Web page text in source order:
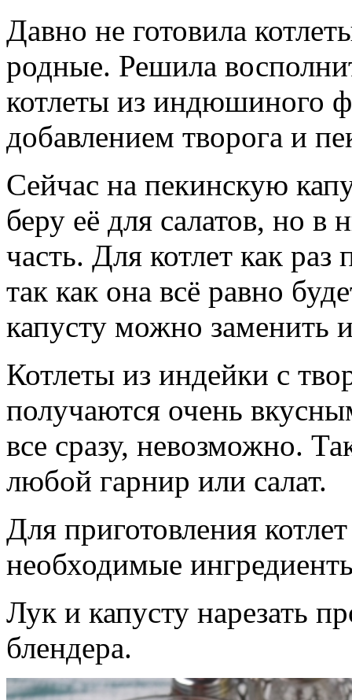
Давно не готовила
родные. Решила
котлеты из индюшиного
добавлением творога и
Сейчас на пекинскую
беру её для салатов, но
часть. Для котлет как
так как она всё равно
капусту можно заменить
Котлеты из индейки с
получаются очень
все сразу, невозможно.
любой гарнир или салат.
Для приготовления
необходимые
Лук и капусту нарезать
блендера.